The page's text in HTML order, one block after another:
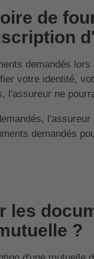
de
demandés
votre identité,
l'assureur ne
l'assureur
demandés
les
?